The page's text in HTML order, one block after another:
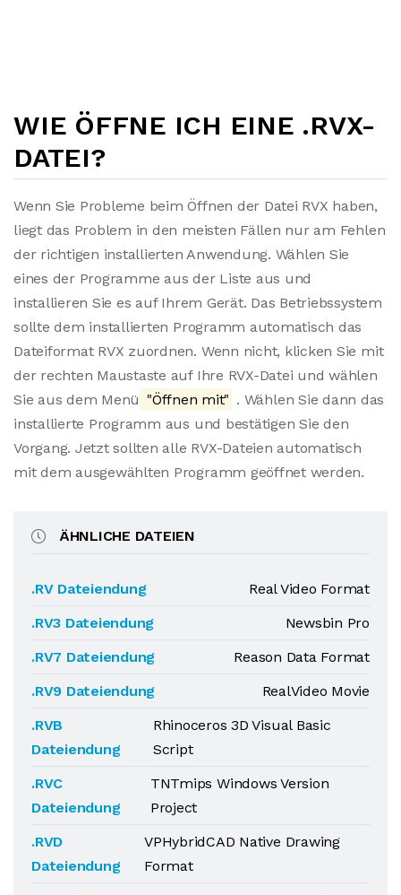
WIE ÖFFNE ICH EINE .RVX-
DATEI?
Wenn Sie Probleme beim Öffnen der Datei RVX haben,
liegt das Problem in den meisten Fällen nur am Fehlen
der richtigen installierten Anwendung. Wählen Sie
eines der Programme aus der Liste aus und
installieren Sie es auf Ihrem Gerät. Das Betriebssystem
sollte dem installierten Programm automatisch das
Dateiformat RVX zuordnen. Wenn nicht, klicken Sie mit
der rechten Maustaste auf Ihre RVX-Datei und wählen
Sie aus dem Menü "Öffnen mit" . Wählen Sie dann das
installierte Programm aus und bestätigen Sie den
Vorgang. Jetzt sollten alle RVX-Dateien automatisch
mit dem ausgewählten Programm geöffnet werden.
ÄHNLICHE DATEIEN
.RV Dateiendung
Real Video Format
.RV3 Dateiendung
Newsbin Pro
.RV7 Dateiendung
Reason Data Format
.RV9 Dateiendung
RealVideo Movie
.RVB
Dateiendung
Rhinoceros 3D Visual Basic
Script
.RVC
Dateiendung
TNTmips Windows Version
Project
.RVD
Dateiendung
VPHybridCAD Native Drawing
Format